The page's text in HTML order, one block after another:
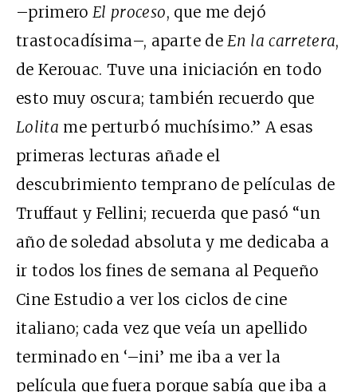
–primeroEl proceso, que me dejó
trastocadísima–, aparte deEn la carretera,
de Kerouac. Tuve una iniciación en todo
esto muy oscura; también recuerdo que
Lolita me perturbó muchísimo.” A esas
primeras lecturas añade el
descubrimiento temprano de películas de
Truffaut y Fellini; recuerda que pasó “un
año de soledad absoluta y me dedicaba a
ir todos los fines de semana al Pequeño
Cine Estudio a ver los ciclos de cine
italiano; cada vez que veía un apellido
terminado en ‘–ini’ me iba a ver la
película que fuera porque sabía que iba a